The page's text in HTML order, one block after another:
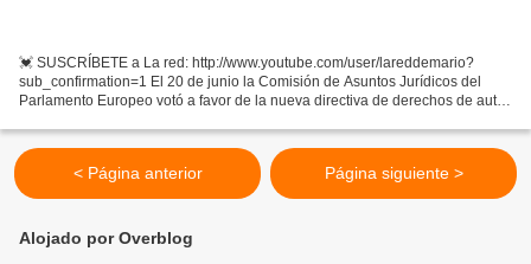
💓 SUSCRÍBETE a La red: http://www.youtube.com/user/lareddemario?
sub_confirmation=1 El 20 de junio la Comisión de Asuntos Jurídicos del
Parlamento Europeo votó a favor de la nueva directiva de derechos de autor.
< Página anterior Página siguiente >
Alojado por Overblog